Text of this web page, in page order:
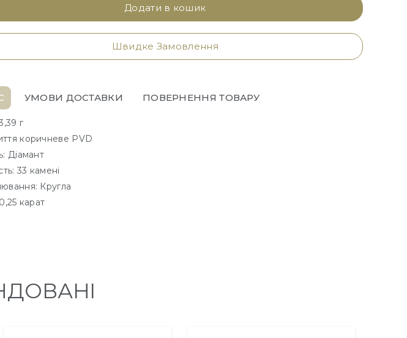
Додати в кошик
Швидке Замовлення
УМОВИ ДОСТАВКИ ПОВЕРНЕННЯ ТОВАРУ
г
коричневе PVD
Діамант
33 камені
Кругла
карат